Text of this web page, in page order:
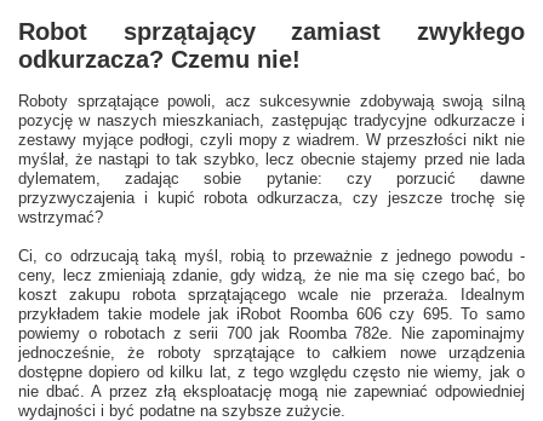
Robot sprzątający zamiast zwykłego
odkurzacza? Czemu nie!
Roboty sprzątające powoli, acz sukcesywnie zdobywają swoją silną
pozycję w naszych mieszkaniach, zastępując tradycyjne odkurzacze i
zestawy myjące podłogi, czyli mopy z wiadrem. W przeszłości nikt nie
myślał, że nastąpi to tak szybko, lecz obecnie stajemy przed nie lada
dylematem, zadając sobie pytanie: czy porzucić dawne
przyzwyczajenia i kupić robota odkurzacza, czy jeszcze trochę się
wstrzymać?
Ci, co odrzucają taką myśl, robią to przeważnie z jednego powodu -
ceny, lecz zmieniają zdanie, gdy widzą, że nie ma się czego bać, bo
koszt zakupu robota sprzątającego wcale nie przeraża. Idealnym
przykładem takie modele jak iRobot Roomba 606 czy 695. To samo
powiemy o robotach z serii 700 jak Roomba 782e. Nie zapominajmy
jednocześnie, że roboty sprzątające to całkiem nowe urządzenia
dostępne dopiero od kilku lat, z tego względu często nie wiemy, jak o
nie dbać. A przez złą eksploatację mogą nie zapewniać odpowiedniej
wydajności i być podatne na szybsze zużycie.